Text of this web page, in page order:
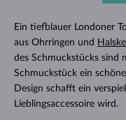
Ein tiefblauer Londoner
aus Ohrringen und
des Schmuckstücks sind
Schmuckstück ein
Design schafft ein
Lieblingsaccessoire wird.